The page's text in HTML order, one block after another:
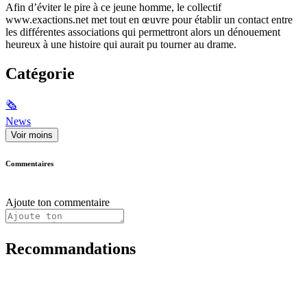
Afin d’éviter le pire à ce jeune homme, le collectif
www.exactions.net met tout en œuvre pour établir un contact entre
les différentes associations qui permettront alors un dénouement
heureux à une histoire qui aurait pu tourner au drame.
Catégorie
🗞
News
Voir moins
Commentaires
Ajoute ton commentaire
Recommandations